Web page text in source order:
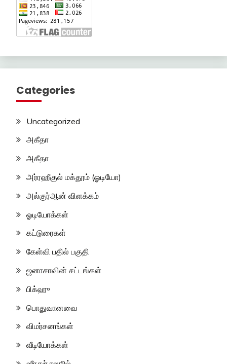
Categories
Uncategorized
அகீதா
அகீதா
அர்ரஹீகுல் மக்தூம் (ஓடியோ)
அல்குர்ஆன் விளக்கம்
ஓடியோக்கள்
கட்டுரைகள்
கேள்வி பதில் பகுதி
ஜனாசாவின் சட்டங்கள்
பிக்ஹு
பொதுவானவை
விமர்சனங்கள்
வீடியோக்கள்